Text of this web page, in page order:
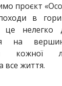
проєкт
в
це нелегко
на
все життя.